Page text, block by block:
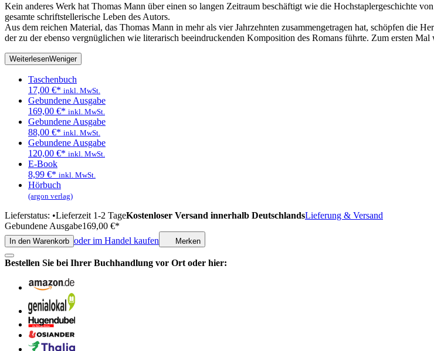
Kein anderes Werk hat Thomas Mann über einen so langen Zeitraum beschäftigt wie die Hochstaplergeschichte
gesamte schriftstellerische Leben des Autors.
Aus dem reichen Material, das Thomas Mann in mehr als vier Jahrzehnten zusammengetragen hat, schöpfen die
der zu der ebenso vergnüglichen wie literarisch beeindruckenden Komposition des Romans führte. Zum ersten
WeiterlesenWeniger
Taschenbuch
17,00 €* inkl. MwSt.
Gebundene Ausgabe
169,00 €* inkl. MwSt.
Gebundene Ausgabe
88,00 €* inkl. MwSt.
Gebundene Ausgabe
120,00 €* inkl. MwSt.
E-Book
8,99 €* inkl. MwSt.
Hörbuch
(argon verlag)
Lieferstatus: •Lieferzeit 1-2 TageKostenloser Versand innerhalb DeutschlandsLieferung & Versand
Gebundene Ausgabe169,00 €*
In den Warenkorb oder im Handel kaufen Merken
Bestellen Sie bei Ihrer Buchhandlung vor Ort oder hier: